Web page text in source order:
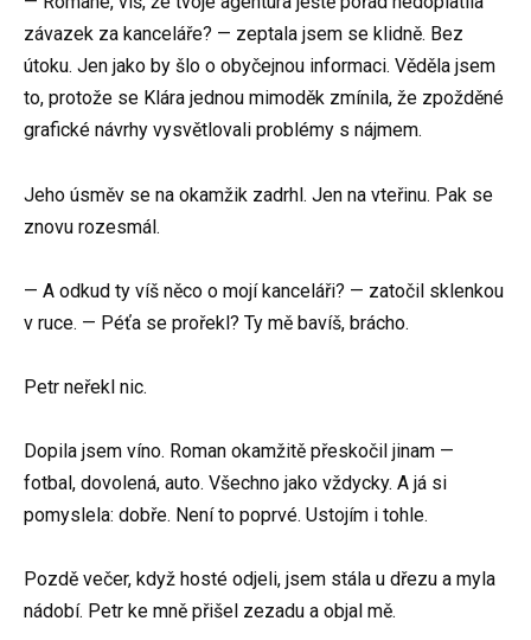
závazek za kanceláře? — zeptala jsem se klidně. Bez
útoku. Jen jako by šlo o obyčejnou informaci. Věděla jsem
to, protože se Klára jednou mimoděk zmínila, že zpožděné
grafické návrhy vysvětlovali problémy s nájmem.
Jeho úsměv se na okamžik zadrhl. Jen na vteřinu. Pak se
znovu rozesmál.
— A odkud ty víš něco o mojí kanceláři? — zatočil sklenkou
v ruce. — Péťa se prořekl? Ty mě bavíš, brácho.
Petr neřekl nic.
Dopila jsem víno. Roman okamžitě přeskočil jinam —
fotbal, dovolená, auto. Všechno jako vždycky. A já si
pomyslela: dobře. Není to poprvé. Ustojím i tohle.
Pozdě večer, když hosté odjeli, jsem stála u dřezu a myla
nádobí. Petr ke mně přišel zezadu a objal mě.